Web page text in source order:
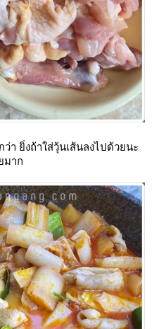
า ยิ่งถ้าใส่วุ้นเส้นลงไปด้วยนะ
มาก